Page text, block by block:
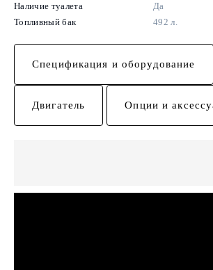
Наличие туалета
Да
Топливный бак
492 л.
Спецификация и оборудование
Двигатель Опции и